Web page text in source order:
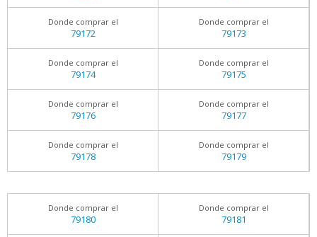
Donde comprar el
79172
Donde comprar el
79173
Donde comprar el
79174
Donde comprar el
79175
Donde comprar el
79176
Donde comprar el
79177
Donde comprar el
79178
Donde comprar el
79179
Donde comprar el
79180
Donde comprar el
79181